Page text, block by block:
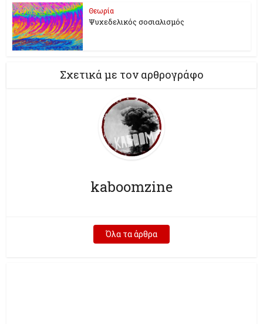
Θεωρία
Ψυχεδελικός σοσιαλισμός
Σχετικά με τον αρθρογράφο
kaboomzine
Όλα τα άρθρα